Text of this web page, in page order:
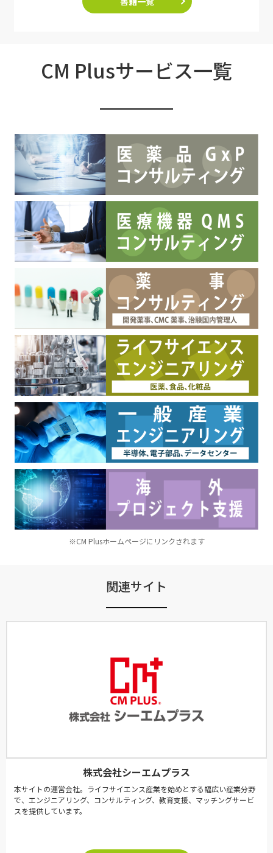
CM Plusサービス一覧
※CM Plusホームページにリンクされます
関連サイト
株式会社シーエムプラス
本サイトの運営会社。ライフサイエンス産業を始めとする幅広い産業分野
で、エンジニアリング、コンサルティング、教育支援、マッチングサービ
スを提供しています。